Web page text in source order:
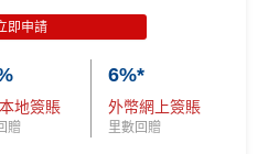
積分
港幣交易
(CBF, 包括DCC)無
，每日增值得$250
贈^
48折/專享體驗
Visa exclusive promotion，
即申請
地簽賬
贈
6%*
外幣網上簽賬
里數回贈